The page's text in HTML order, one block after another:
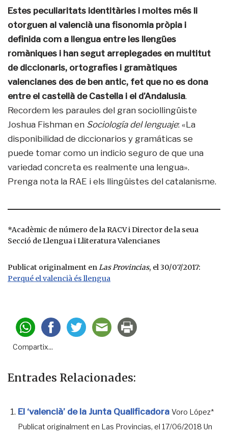
Estes peculiaritats identitàries i moltes més li
otorguen al valencià una fisonomia pròpia i
definida com a llengua entre les llengües
romàniques i han segut arreplegades en multitut
de diccionaris, ortografies i gramàtiques
valencianes des de ben antic, fet que no es dona
entre el castellà de Castella i el d’Andalusia.
Recordem les paraules del gran sociollingüiste
Joshua Fishman en Sociología del lenguaje: «La
disponibilidad de diccionarios y gramáticas se
puede tomar como un indicio seguro de que una
variedad concreta es realmente una lengua».
Prenga nota la RAE i els llingüistes del catalanisme.
*Acadèmic de número de la RACV i Director de la seua
Secció de Llengua i Lliteratura Valencianes
Publicat originalment enLas Provincias, el 30/07/2017:
Perqué el valencià és llengua
Compartix...
Entrades Relacionades:
El ‘valencià’ de la Junta Qualificadora Voro López*
Publicat originalment en Las Provincias, el 17/06/2018 Un